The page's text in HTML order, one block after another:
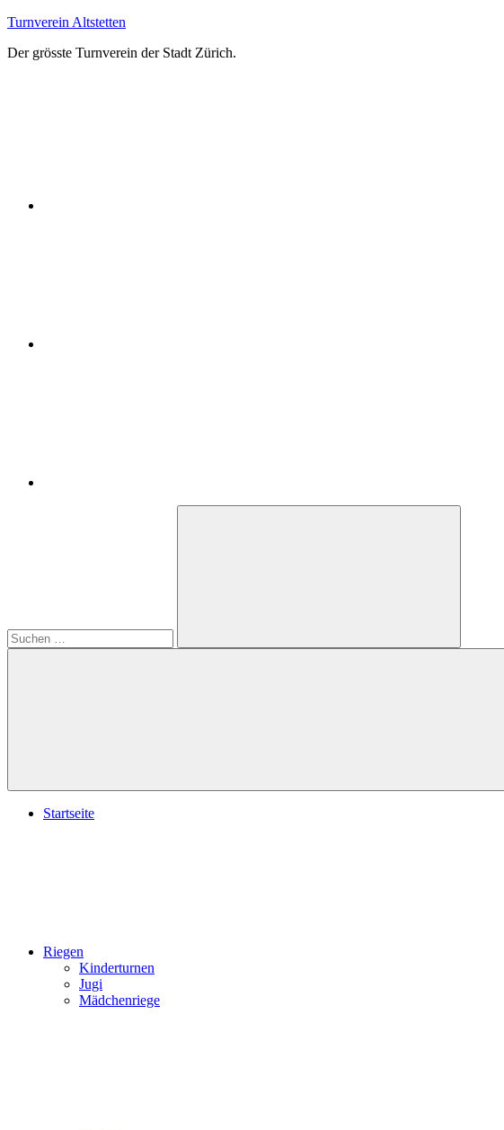
Zum
springen
Turnverein Altstetten
Der grösste Turnverein der Stadt Zürich.
Suchen
Startseite
Riegen
Kinderturnen
Jugi
Mädchenriege